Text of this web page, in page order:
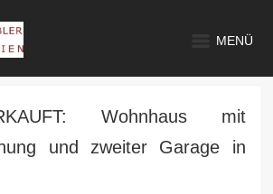
MENÜ
Wohnhaus mit
und zweiter Garage in